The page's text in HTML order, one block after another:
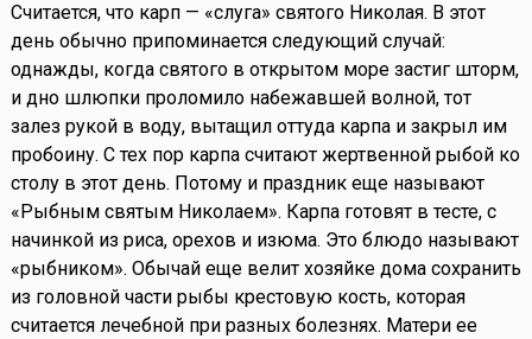
Считается, что карп — «слуга» святого Николая. В этот
день обычно припоминается следующий случай:
однажды, когда святого в открытом море застиг шторм,
и дно шлюпки проломило набежавшей волной, тот
залез рукой в воду, вытащил оттуда карпа и закрыл им
пробоину. С тех пор карпа считают жертвенной рыбой ко
столу в этот день. Потому и праздник еще называют
«Рыбным святым Николаем». Карпа готовят в тесте, с
начинкой из риса, орехов и изюма. Это блюдо называют
«рыбником». Обычай еще велит хозяйке дома сохранить
из головной части рыбы крестовую кость, которая
считается лечебной при разных болезнях. Матери ее